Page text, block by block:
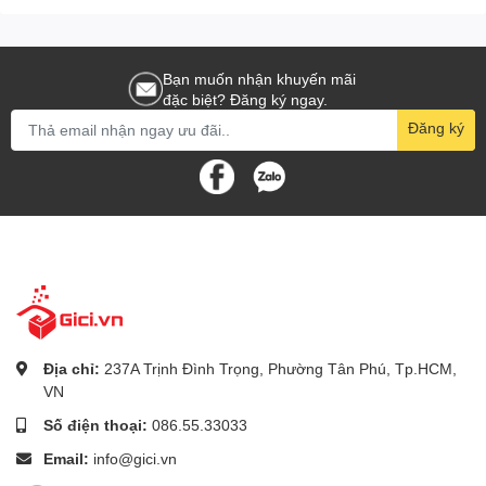
kiện ánh sáng yếu.
Khả năng chống nước, chống bụi
camera DS-2CE16H0T-ITPFS hoạt động hiệu quả trong mọi
điều kiện thời tiết
2CE16H0T-ITPFS ở bất kỳ vị trí nào trong và ngoài trời mà
không cần lo lắng về tác động của thời tiết. Đây là một tính năng
quan trọng giúpcamera Hikvision DS-2CE16H0T-ITPFS duy trì
Bạn muốn nhận khuyến mãi
đặc biệt? Đăng ký ngay.
Đăng ký
Địa chỉ: 237A Trịnh Đình Trọng, Phường Tân Phú, Tp.HCM,
VN
Số điện thoại: 086.55.33033
Email: info@gici.vn